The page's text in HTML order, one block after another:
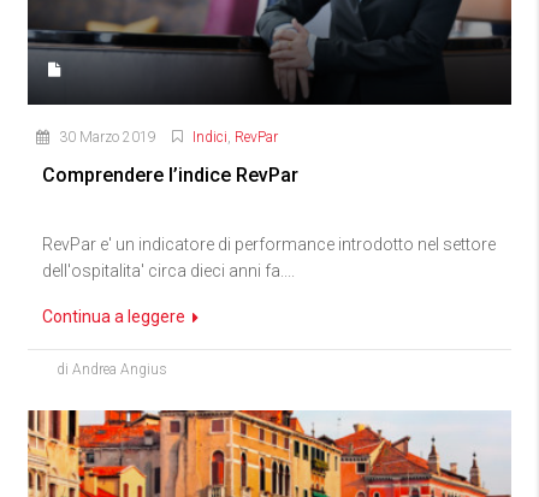
30 Marzo 2019 Indici RevPar
Comprendere l’indice RevPar
RevPar e' un indicatore di performance introdotto nel settore
dell'ospitalita' circa dieci anni fa....
Continua a leggere
di Andrea Angius